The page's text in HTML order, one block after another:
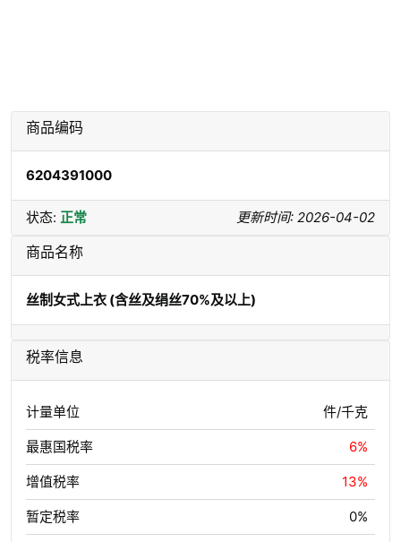
商品编码
6204391000
状态: 正常 更新时间: 2026-04-02
商品名称
丝制女式上衣 (含丝及绢丝70%及以上)
税率信息
计量单位 件/千克
最惠国税率 6%
增值税率 13%
暂定税率 0%